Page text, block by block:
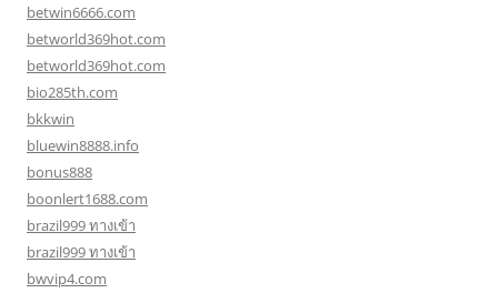
betwin6666.com
betworld369hot.com
betworld369hot.com
bio285th.com
bkkwin
bluewin8888.info
bonus888
boonlert1688.com
brazil999 ทางเข้า
brazil999 ทางเข้า
bwvip4.com